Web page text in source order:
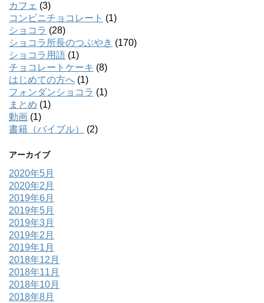
カフェ (3)
コンビニチョコレート (1)
ショコラ (28)
ショコラ所長のつぶやき (170)
ショコラ用語 (1)
チョコレートケーキ (8)
はじめての方へ (1)
フォンダンショコラ (1)
まとめ (1)
動画 (1)
書籍（バイブル）
(2)
アーカイブ
2020年5月
2020年2月
2019年6月
2019年5月
2019年3月
2019年2月
2019年1月
2018年12月
2018年11月
2018年10月
2018年8月